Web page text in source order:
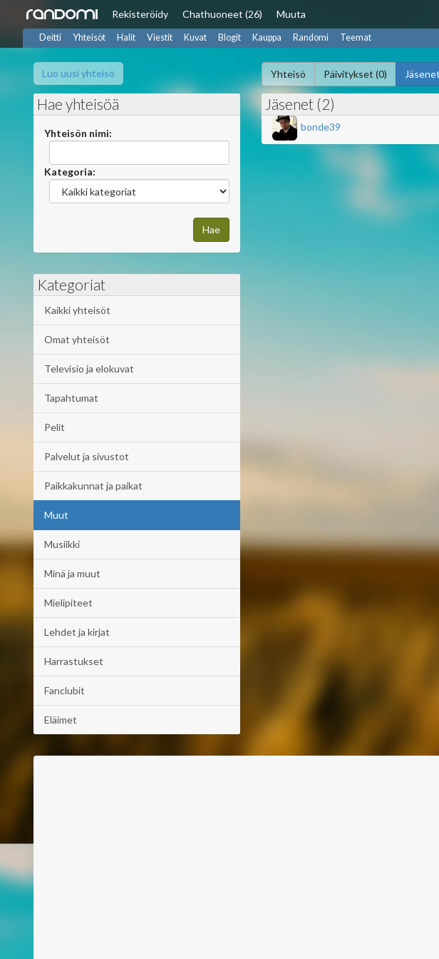
Rekisteröidy Chathuoneet (26) Muuta
Deitti Yhteisöt Halit Viestit Kuvat Blogit Kauppa Randomi Teemat
Luo uusi yhteisö Yhteisö Päivitykset (0)
Hae yhteisöä
Yhteisön nimi:
Kategoria:
Kategoriat
Kaikki yhteisöt
Omat yhteisöt
Televisio ja elokuvat
Tapahtumat
Pelit
Palvelut ja sivustot
Paikkakunnat ja paikat
Muut
Musiikki
Minä ja muut
Mielipiteet
Lehdet ja kirjat
Harrastukset
Fanclubit
Eläimet
Jäsenet (2)
bonde39